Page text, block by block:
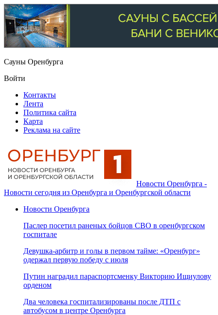
Сауны Оренбурга
Войти
Контакты
Лента
Политика сайта
Карта
Реклама на сайте
Новости Оренбурга -
Новости сегодня из Оренбурга и Оренбургской области
Новости Оренбурга
Паслер посетил раненых бойцов СВО в оренбургском
госпитале
Девушка-арбитр и голы в первом тайме: «Оренбург»
одержал первую победу с июля
Путин наградил параспортсменку Викторию Ищиулову
орденом
Два человека госпитализированы после ДТП с
автобусом в центре Оренбурга